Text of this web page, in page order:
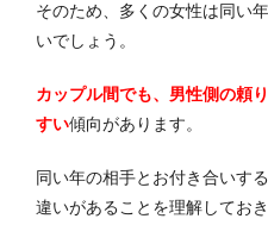
そのため、多くの女性は同い
いでしょう。
カップル間でも、男性側の頼
すい傾向があります。
同い年の相手とお付き合いす
違いがあることを理解しておき